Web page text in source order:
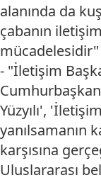
alanında da
çabanın
mücadelesidir"
- "İletişim
Yüzyılı',
yanılsamanın
karşısına
Uluslararası